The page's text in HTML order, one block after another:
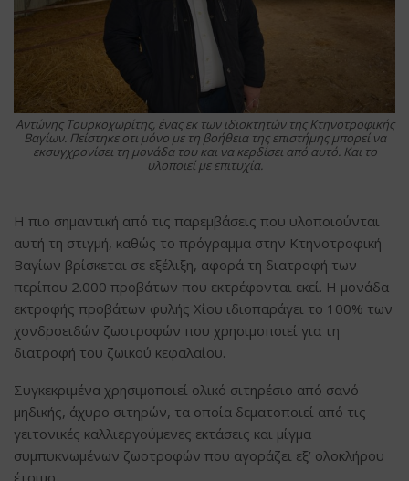
Αντώνης Τουρκοχωρίτης, ένας εκ των ιδιοκτητών της Κτηνοτροφικής
Βαγίων. Πείστηκε οτι μόνο με τη βοήθεια της επιστήμης μπορεί να
εκσυγχρονίσει τη μονάδα του και να κερδίσει από αυτό. Και το
υλοποιεί με επιτυχία.
Η πιο σημαντική από τις παρεμβάσεις που υλοποιούνται
αυτή τη στιγμή, καθώς το πρόγραμμα στην Κτηνοτροφική
Βαγίων βρίσκεται σε εξέλιξη, αφορά τη διατροφή των
περίπου 2.000 προβάτων που εκτρέφονται εκεί. Η μονάδα
εκτροφής προβάτων φυλής Χίου ιδιοπαράγει το 100% των
χονδροειδών ζωοτροφών που χρησιμοποιεί για τη
διατροφή του ζωικού κεφαλαίου.
Συγκεκριμένα χρησιμοποιεί ολικό σιτηρέσιο από σανό
μηδικής, άχυρο σιτηρών, τα οποία δεματοποιεί από τις
γειτονικές καλλιεργούμενες εκτάσεις και μίγμα
συμπυκνωμένων ζωοτροφών που αγοράζει εξ’ ολοκλήρου
έτοιμο.